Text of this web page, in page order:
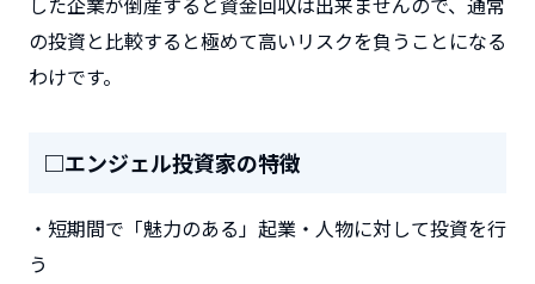
の投資と比較すると極めて高いリスクを負うことになる
わけです。
□エンジェル投資家の特徴
・短期間で「魅力のある」起業・人物に対して投資を行
う